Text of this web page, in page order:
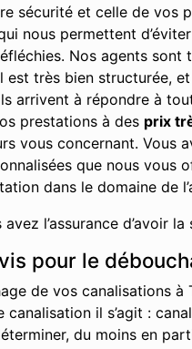
sécurité et celle de vos
nous permettent
Nos agents
est très bien structurée,
arrivent à répondre à
prestations à des prix
vous concernant. Vous
que nous vous
dans le domaine de
avez l’assurance d’avoir
pour le
de vos canalisations
canalisation il s’agit :
du moins en